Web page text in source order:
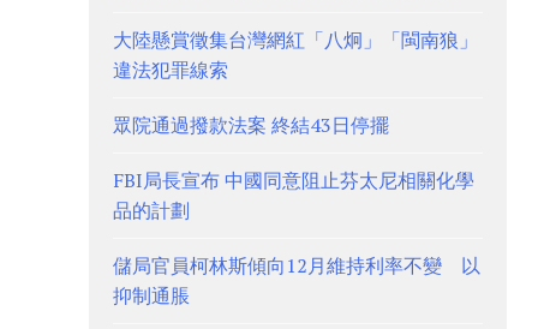
大陸懸賞徵集台灣網紅「八炯」「閩南狼」
違法犯罪線索
眾院通過撥款法案 終結43日停擺
FBI局長宣布 中國同意阻止芬太尼相關化學
品的計劃
儲局官員柯林斯傾向12月維持利率不變 以
抑制通脹